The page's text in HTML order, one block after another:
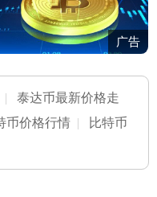
广告
|泰达币最新价格走
币价格行情 | 比特币